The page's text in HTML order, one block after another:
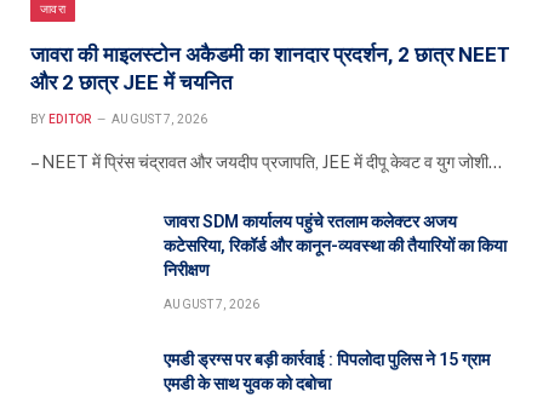
जावरा
जावरा की माइलस्टोन अकैडमी का शानदार प्रदर्शन, 2 छात्र NEET
और 2 छात्र JEE में चयनित
BY EDITOR AUGUST 7, 2026
– NEET में प्रिंस चंद्रावत और जयदीप प्रजापति, JEE में दीपू केवट व युग जोशी…
जावरा SDM कार्यालय पहुंचे रतलाम कलेक्टर अजय
कटेसरिया, रिकॉर्ड और कानून-व्यवस्था की तैयारियों का किया
निरीक्षण
AUGUST 7, 2026
एमडी ड्रग्स पर बड़ी कार्रवाई : पिपलोदा पुलिस ने 15 ग्राम
एमडी के साथ युवक को दबोचा